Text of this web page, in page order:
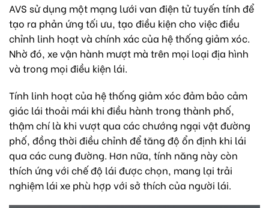
AVS sử dụng một mạng lưới van điện tử tuyến tính để
tạo ra phản ứng tối ưu, tạo điều kiện cho việc điều
chỉnh linh hoạt và chính xác của hệ thống giảm xóc.
Nhờ đó, xe vận hành mượt mà trên mọi loại địa hình
và trong mọi điều kiện lái.
Tính linh hoạt của hệ thống giảm xóc đảm bảo cảm
giác lái thoải mái khi điều hành trong thành phố,
thậm chí là khi vượt qua các chướng ngại vật đường
phố, đồng thời điều chỉnh để tăng độ ổn định khi lái
qua các cung đường. Hơn nữa, tính năng này còn
thích ứng với chế độ lái được chọn, mang lại trải
nghiệm lái xe phù hợp với sở thích của người lái.